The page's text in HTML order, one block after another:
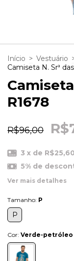
Início > Vestuário
Camiseta N. Srª
R1678
R$96,00
3 x de R$25,60
5% de
Ver mais detalhes
Tamanho: P
P
Cor: Verde-petróleo